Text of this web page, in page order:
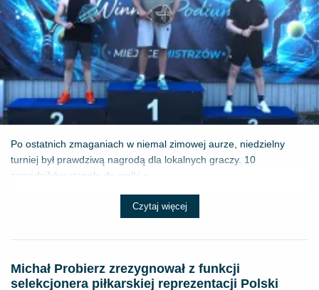
Po ostatnich zmaganiach w niemal zimowej aurze, niedzielny
turniej był prawdziwą nagrodą dla lokalnych graczy. 10
zawodników stanęło do walki o ...
Czytaj więcej
Michał Probierz zrezygnował z funkcji
selekcjonera piłkarskiej reprezentacji Polski